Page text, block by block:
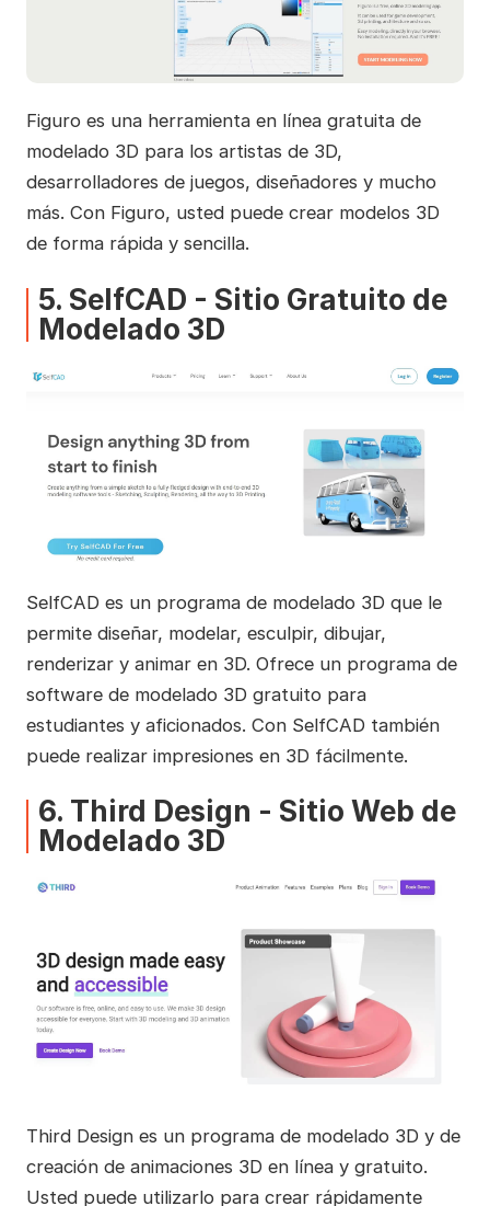
Figuro es una herramienta en línea gratuita de
modelado 3D para los artistas de 3D,
desarrolladores de juegos, diseñadores y mucho
más. Con Figuro, usted puede crear modelos 3D
de forma rápida y sencilla.
5. SelfCAD - Sitio Gratuito de
Modelado 3D
SelfCAD es un programa de modelado 3D que le
permite diseñar, modelar, esculpir, dibujar,
renderizar y animar en 3D. Ofrece un programa de
software de modelado 3D gratuito para
estudiantes y aficionados. Con SelfCAD también
puede realizar impresiones en 3D fácilmente.
6. Third Design - Sitio Web de
Modelado 3D
Third Design es un programa de modelado 3D y de
creación de animaciones 3D en línea y gratuito.
Usted puede utilizarlo para crear rápidamente